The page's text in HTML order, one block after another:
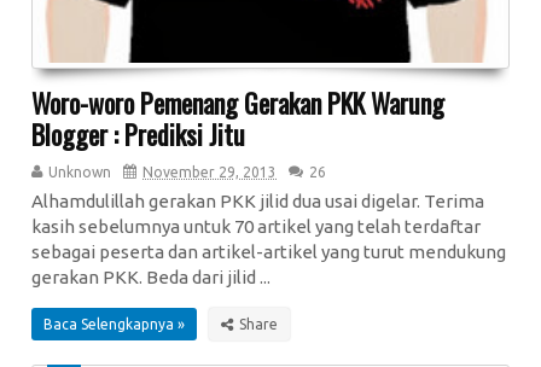
Woro-woro Pemenang Gerakan PKK Warung
Blogger : Prediksi Jitu
Unknown November 29, 2013 26
Alhamdulillah gerakan PKK jilid dua usai digelar. Terima
kasih sebelumnya untuk 70 artikel yang telah terdaftar
sebagai peserta dan artikel-artikel yang turut mendukung
gerakan PKK. Beda dari jilid ...
Baca Selengkapnya »